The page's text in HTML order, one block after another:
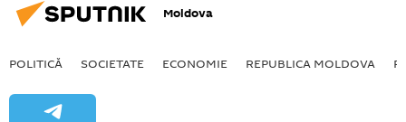
Moldova
POLITICĂ SOCIETATE ECONOMIE REPUBLICA MOLDOVA